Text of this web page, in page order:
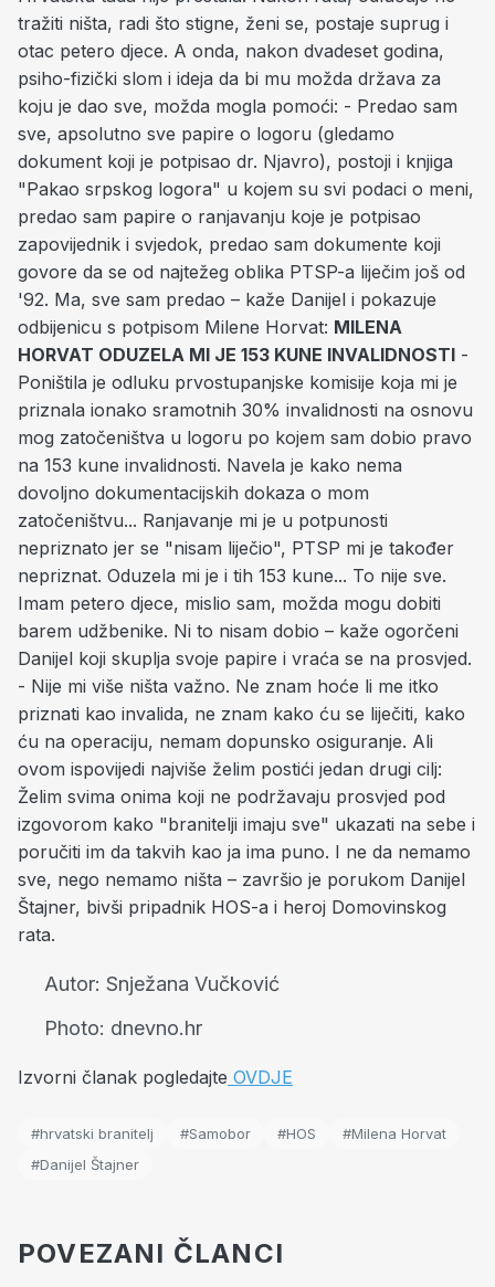
tražiti ništa, radi što stigne, ženi se, postaje suprug i
otac petero djece. A onda, nakon dvadeset godina,
psiho-fizički slom i ideja da bi mu možda država za
koju je dao sve, možda mogla pomoći: - Predao sam
sve, apsolutno sve papire o logoru (gledamo
dokument koji je potpisao dr. Njavro), postoji i knjiga
"Pakao srpskog logora" u kojem su svi podaci o meni,
predao sam papire o ranjavanju koje je potpisao
zapovijednik i svjedok, predao sam dokumente koji
govore da se od najtežeg oblika PTSP-a liječim još od
'92. Ma, sve sam predao – kaže Danijel i pokazuje
odbijenicu s potpisom Milene Horvat: MILENA
HORVAT ODUZELA MI JE 153 KUNE INVALIDNOSTI -
Poništila je odluku prvostupanjske komisije koja mi je
priznala ionako sramotnih 30% invalidnosti na osnovu
mog zatočeništva u logoru po kojem sam dobio pravo
na 153 kune invalidnosti. Navela je kako nema
dovoljno dokumentacijskih dokaza o mom
zatočeništvu... Ranjavanje mi je u potpunosti
nepriznato jer se "nisam liječio", PTSP mi je također
nepriznat. Oduzela mi je i tih 153 kune... To nije sve.
Imam petero djece, mislio sam, možda mogu dobiti
barem udžbenike. Ni to nisam dobio – kaže ogorčeni
Danijel koji skuplja svoje papire i vraća se na prosvjed.
- Nije mi više ništa važno. Ne znam hoće li me itko
priznati kao invalida, ne znam kako ću se liječiti, kako
ću na operaciju, nemam dopunsko osiguranje. Ali
ovom ispovijedi najviše želim postići jedan drugi cilj:
Želim svima onima koji ne podržavaju prosvjed pod
izgovorom kako "branitelji imaju sve" ukazati na sebe i
poručiti im da takvih kao ja ima puno. I ne da nemamo
sve, nego nemamo ništa – završio je porukom Danijel
Štajner, bivši pripadnik HOS-a i heroj Domovinskog
rata.
Autor: Snježana Vučković
Photo: dnevno.hr
Izvorni članak pogledajte OVDJE
#hrvatski branitelj #Samobor #HOS
#Milena Horvat
#Danijel Štajner
POVEZANI ČLANCI